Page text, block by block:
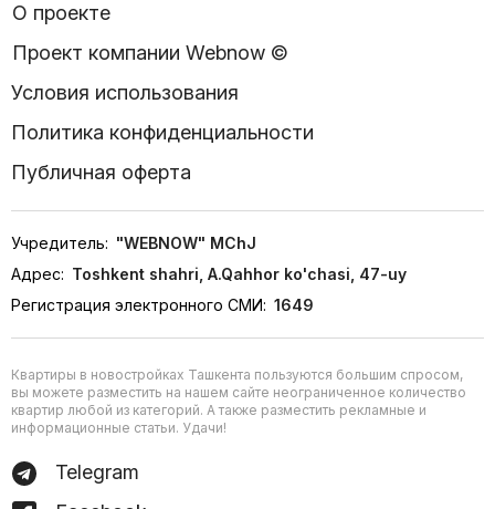
О проекте
Проект компании Webnow ©
Условия использования
Политика конфиденциальности
Публичная оферта
Учредитель: "WEBNOW" MChJ
Адрес: Toshkent shahri, A.Qahhor ko'chasi, 47-uy
Регистрация электронного СМИ: 1649
Квартиры в новостройках Ташкента пользуются большим спросом,
вы можете разместить на нашем сайте неограниченное количество
квартир любой из категорий. А также разместить рекламные и
информационные статьи. Удачи!
Telegram